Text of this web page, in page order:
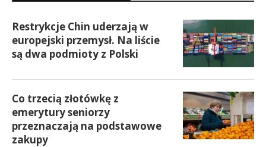
Restrykcje Chin uderzają w
europejski przemysł. Na liście
są dwa podmioty z Polski
Co trzecią złotówkę z
emerytury seniorzy
przeznaczają na podstawowe
zakupy